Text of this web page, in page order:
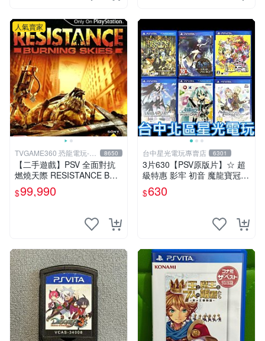
人氣賣家
TVGAME360 恐龍電玩-台
中店
8650
【二手遊戲】PSV 全面對抗
燃燒天際 RESISTANCE BUR
NING SKIES 中文版【台中恐
龍電玩】
$99,990
台中星光電玩專賣店 6301
3片630【PSV原版片】☆ 超
級特惠 影牢 初音 魔龍寶冠
鍊金工房 ☆中古二手商品
【星光】
$630